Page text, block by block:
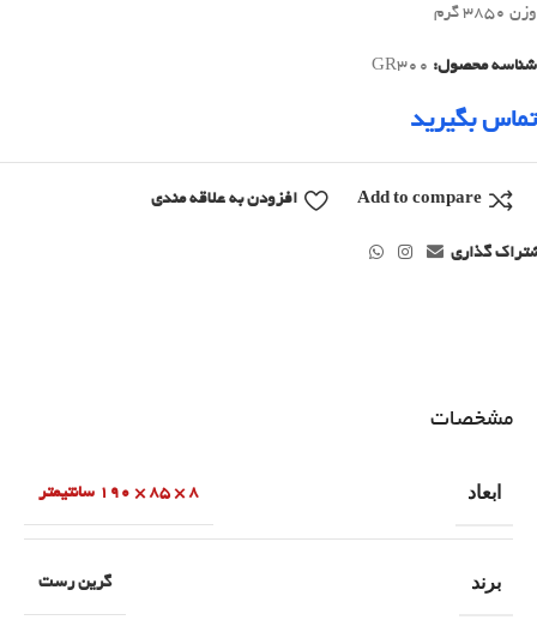
وزن ۳۸۵۰ گرم
شناسه محصول: GR300
تماس بگیرید
Add to compare افزودن به علاقه مندی
گذاری
مشخصات
ابعاد 8 × 85 × 190 سانتیمتر
برند گرین رست